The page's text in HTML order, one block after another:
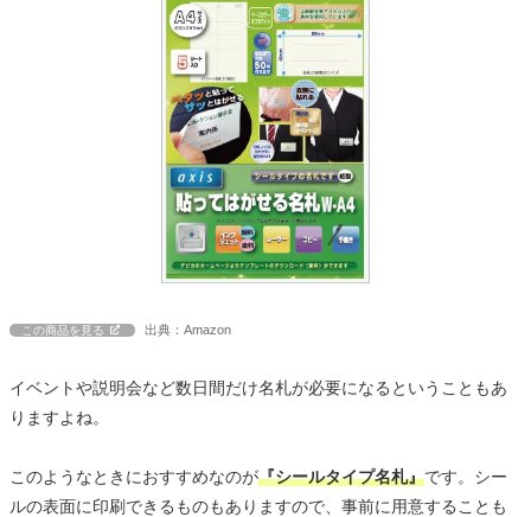
この商品を見る 出典：Amazon
イベントや説明会など数日間だけ名札が必要になるということもあ
りますよね。
このようなときにおすすめなのが『シールタイプ名札』です。シー
ルの表面に印刷できるものもありますので、事前に用意することも